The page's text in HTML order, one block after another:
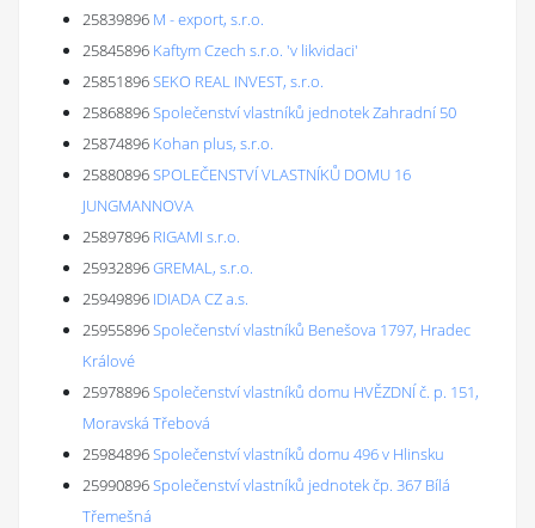
25839896 M - export, s.r.o.
25845896 Kaftym Czech s.r.o. 'v likvidaci'
25851896SEKO REAL INVEST, s.r.o.
25868896Společenství vlastníků jednotek Zahradní 50
25874896 Kohan plus, s.r.o.
25880896SPOLEČENSTVÍ VLASTNÍKŮ DOMU 16
JUNGMANNOVA
25897896 RIGAMI s.r.o.
25932896GREMAL, s.r.o.
25949896 IDIADA CZ a.s.
25955896Společenství vlastníků Benešova 1797, Hradec
Králové
25978896Společenství vlastníků domu HVĚZDNÍ č. p. 151,
Moravská Třebová
25984896Společenství vlastníků domu 496 v Hlinsku
25990896Společenství vlastníků jednotek čp. 367 Bílá
Třemešná